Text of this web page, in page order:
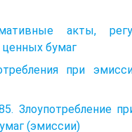
акты,
бумаг
при
Злоупотребление
(эмиссии)